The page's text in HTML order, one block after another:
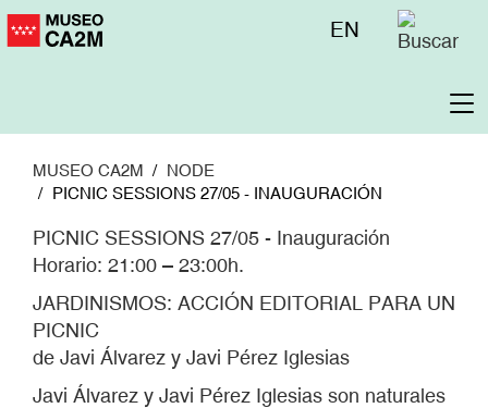
Pasar
Menú
EN
MUSEO CA2M
NODE
PICNIC SESSIONS 27/05 - INAUGURACIÓN
PICNIC SESSIONS 27/05 - Inauguración
Horario: 21:00 – 23:00h.
JARDINISMOS: ACCIÓN EDITORIAL PARA UN
PICNIC
de Javi Álvarez y Javi Pérez Iglesias
Javi Álvarez y Javi Pérez Iglesias son naturales